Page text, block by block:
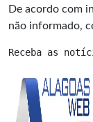
De acordo com
não informado,
Receba as